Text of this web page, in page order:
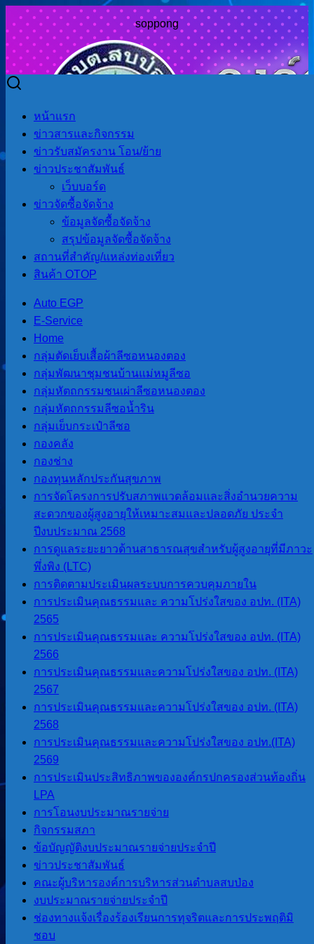
soppong
Skip
contentหน้าแรก
ข่าวสารและกิจกรรม
ข่าวรับสมัครงาน โอน/ย้าย
ข่าวประชาสัมพันธ์
เว็บบอร์ด
ข่าวจัดซื้อจัดจ้าง
ข้อมูลจัดซื้อจัดจ้าง
สรุปข้อมูลจัดซื้อจัดจ้าง
สถานที่สําคัญ/แหล่งท่องเที่ยว
สินค้า OTOP
Auto EGP
E-Service
Home
กลุ่มตัดเย็บเสื้อผ้าลีซอหนองตอง
กลุ่มพัฒนาชุมชนบ้านแม่หมูลีซอ
กลุ่มหัตถกรรมชนเผ่าลีซอหนองตอง
กลุ่มหัตถกรรมลีซอน้ำริน
กลุ่มเย็บกระเป๋าลีซอ
กองคลัง
กองช่าง
กองทุนหลักประกันสุขภาพ
การจัดโครงการปรับสภาพแวดล้อมและสิ่งอำนวยความ
สะดวกของผู้สูงอายุให้เหมาะสมและปลอดภัย ประจำ
ปีงบประมาณ 2568
การดูแลระยะยาวด้านสาธารณสุขสำหรับผู้สูงอายุที่มีภาวะ
พึ่งพิง (LTC)
การติดตามประเมินผลระบบการควบคุมภายใน
การประเมินคุณธรรมและ ความโปร่งใสของ อปท. (ITA)
2565
การประเมินคุณธรรมและ ความโปร่งใสของ อปท. (ITA)
2566
การประเมินคุณธรรมและความโปร่งใสของ อปท. (ITA)
2567
การประเมินคุณธรรมและความโปร่งใสของ อปท. (ITA)
2568
การประเมินคุณธรรมและความโปร่งใสของ อปท.(ITA)
2569
การประเมินประสิทธิภาพขององค์กรปกครองส่วนท้องถิ่น
LPA
การโอนงบประมาณรายจ่าย
กิจกรรมสภา
ข้อบัญญัติงบประมาณรายจ่ายประจำปี
ข่าวประชาสัมพันธ์
คณะผู้บริหารองค์การบริหารส่วนตำบลสบป่อง
งบประมาณรายจ่ายประจำปี
ช่องทางแจ้งเรื่องร้องเรียนการทุจริตและการประพฤติมิ
ชอบ
งบประมาณรายจ่ายประจำปี
งบประมาณรายจ่ายประจำปี
ระบบสารสนเทศกรม
©2026 องค์การบริหารส่วนตำบลสบป่อง. All rights reserved.
Design by i-designweb.com